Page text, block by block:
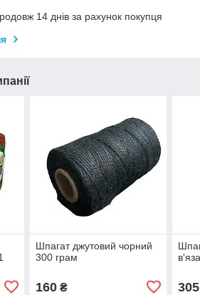
14 днів за рахунок покупця
Шпагат джутовий чорний
300 грам
160₴ 305